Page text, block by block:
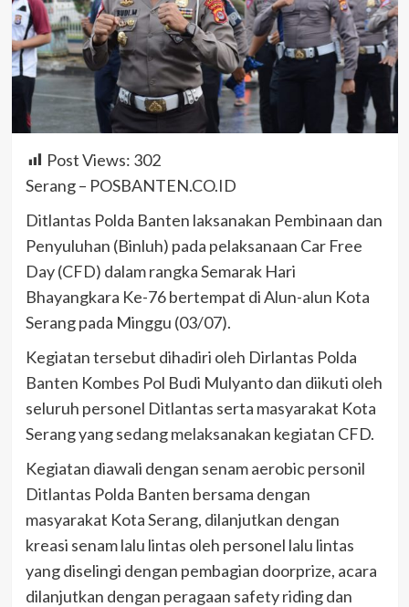
Post Views: 302
Serang – POSBANTEN.CO.ID
Ditlantas Polda Banten laksanakan Pembinaan dan
Penyuluhan (Binluh) pada pelaksanaan Car Free
Day (CFD) dalam rangka Semarak Hari
Bhayangkara Ke-76 bertempat di Alun-alun Kota
Serang pada Minggu (03/07).
Kegiatan tersebut dihadiri oleh Dirlantas Polda
Banten Kombes Pol Budi Mulyanto dan diikuti oleh
seluruh personel Ditlantas serta masyarakat Kota
Serang yang sedang melaksanakan kegiatan CFD.
Kegiatan diawali dengan senam aerobic personil
Ditlantas Polda Banten bersama dengan
masyarakat Kota Serang, dilanjutkan dengan
kreasi senam lalu lintas oleh personel lalu lintas
yang diselingi dengan pembagian doorprize, acara
dilanjutkan dengan peragaan safety riding dan